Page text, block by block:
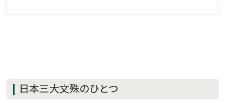
日本三大文殊のひとつ